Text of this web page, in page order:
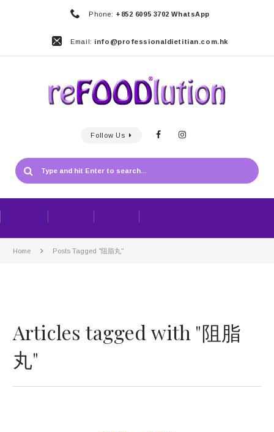
Phone: +852 6095 3702 WhatsApp
Email: info@professionaldietitian.com.hk
Follow Us
Home Posts Tagged "阻脂丸"
Articles tagged with "阻脂
丸"